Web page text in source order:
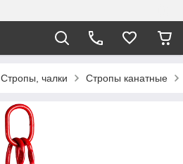
Стропы, чалки Стропы канатные